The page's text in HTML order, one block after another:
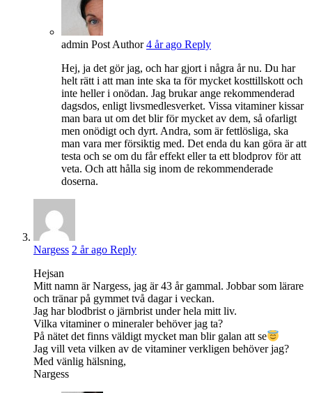
admin Post Author 4 år ago Reply
Hej, ja det gör jag, och har gjort i några år nu. Du har
helt rätt i att man inte ska ta för mycket kosttillskott och
inte heller i onödan. Jag brukar ange rekommenderad
dagsdos, enligt livsmedlesverket. Vissa vitaminer kissar
man bara ut om det blir för mycket av dem, så ofarligt
men onödigt och dyrt. Andra, som är fettlösliga, ska
man vara mer försiktig med. Det enda du kan göra är att
testa och se om du får effekt eller ta ett blodprov för att
veta. Och att hålla sig inom de rekommenderade
doserna.
Nargess 2 år ago Reply
Hejsan
Mitt namn är Nargess, jag är 43 år gammal. Jobbar som lärare
och tränar på gymmet två dagar i veckan.
Jag har blodbrist o järnbrist under hela mitt liv.
Vilka vitaminer o mineraler behöver jag ta?
På nätet det finns väldigt mycket man blir galan att se
Jag vill veta vilken av de vitaminer verkligen behöver jag?
Med vänlig hälsning,
Nargess